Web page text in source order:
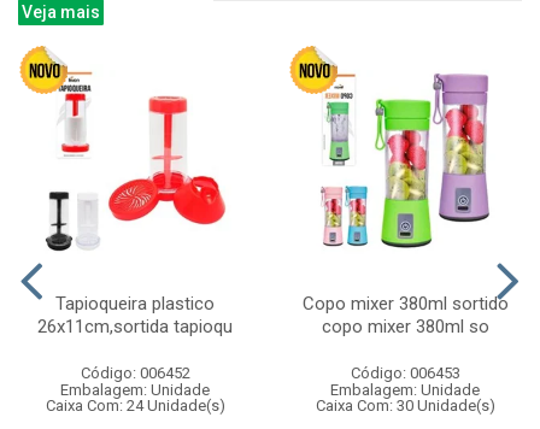
Veja mais
Tapioqueira plastico
26x11cm,sortida tapioqu
Código: 006452
Embalagem: Unidade
Caixa Com: 24 Unidade(s)
Copo mixer 380ml sortido
copo mixer 380ml so
Código: 006453
Embalagem: Unidade
Caixa Com: 30 Unidade(s)